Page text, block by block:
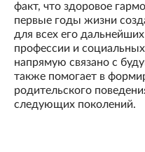
факт, что здоровое
первые годы жизни
для всех его
профессии и социальных
напрямую связано с
также помогает в
родительского
следующих поколений.